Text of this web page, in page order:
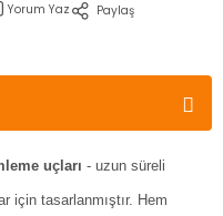
Yorum Yaz Paylaş
uçları - uzun süreli
için tasarlanmıştır. Hem